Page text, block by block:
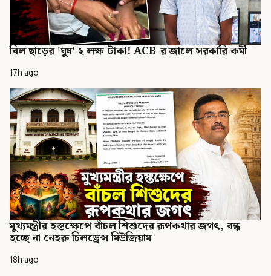
বিল ছাড়ের 'ঘুষ' ২ লক্ষ টাকা! ACB-র জালে সরকারি কর্মী
17h ago
মুখ্যমন্ত্রীর হস্তক্ষেপে বাঁচল শিশুদের রূপকথার জগৎ, বন্ধ
হচ্ছে না নেহরু চিলড্রেন্স মিউজিয়াম
18h ago